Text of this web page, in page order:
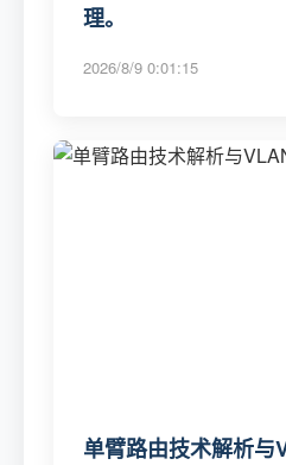
理。
2026/8/9 0:01:15
单臂路由技术解析